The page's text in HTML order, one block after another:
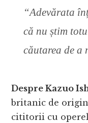
“Adevărata
că nu știm
căutarea de a
Despre Kazuo
britanic de
cititorii cu